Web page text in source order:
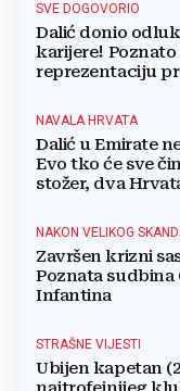
SVE DOGOVORIO
Dalić donio
karijere!
reprezentaciju
NAVALA HRVATA
Dalić u Emirate
Evo tko će sve
stožer, dva
NAKON VELIKOG
Završen krizni
Poznata sudbina
Infantina
STRAŠNE VIJESTI
Ubijen kapetan